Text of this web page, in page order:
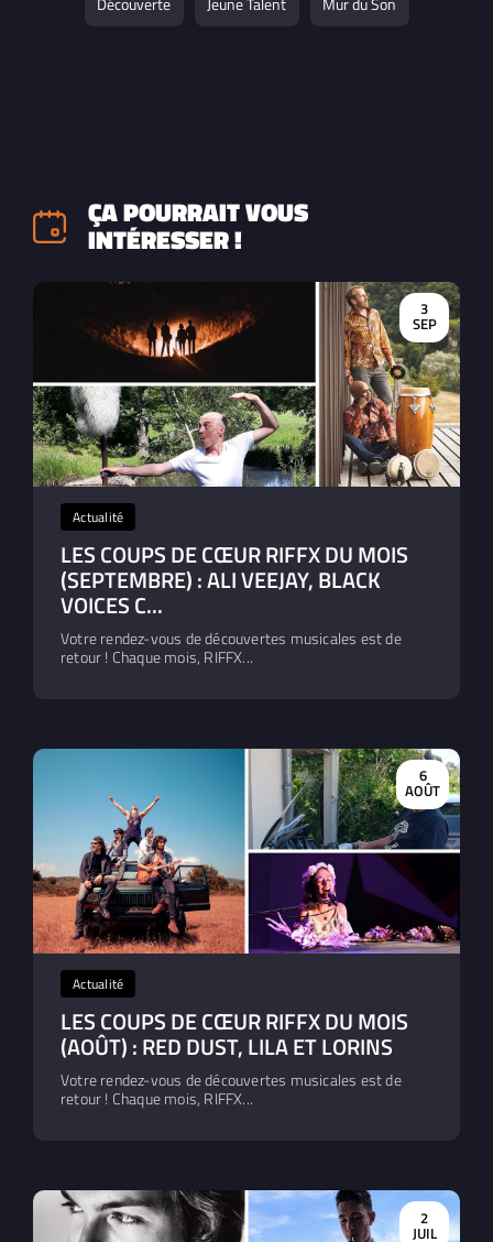
ÇA POURRAIT VOUS
INTÉRESSER !
3
SEP
Actualité
LES COUPS DE CŒUR RIFFX DU MOIS
(SEPTEMBRE) : ALI VEEJAY, BLACK
VOICES C...
Votre rendez-vous de découvertes musicales est de
retour ! Chaque mois, RIFFX...
6
AOÛT
Actualité
LES COUPS DE CŒUR RIFFX DU MOIS
(AOÛT) : RED DUST, LILA ET LORINS
Votre rendez-vous de découvertes musicales est de
retour ! Chaque mois, RIFFX...
2
JUIL